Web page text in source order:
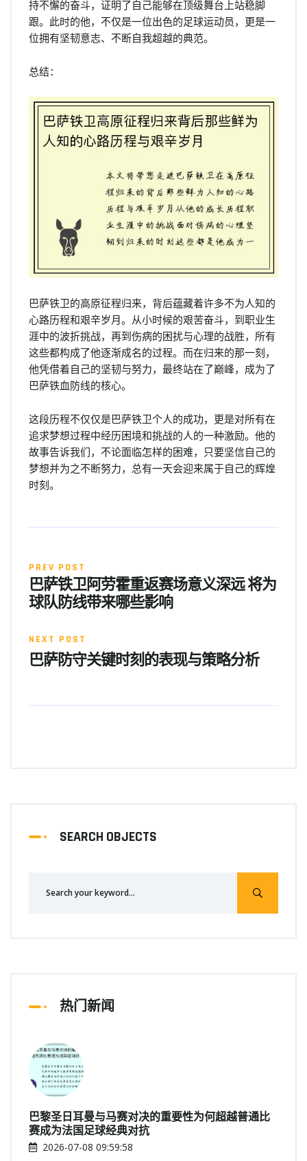
持不懈的奋斗，证明了自己能够在顶级舞台上站稳脚
跟。此时的他，不仅是一位出色的足球运动员，更是一
位拥有坚韧意志、不断自我超越的典范。
总结：
巴萨铁卫的高原征程归来，背后蕴藏着许多不为人知的
心路历程和艰辛岁月。从小时候的艰苦奋斗，到职业生
涯中的波折挑战，再到伤病的困扰与心理的战胜，所有
这些都构成了他逐渐成名的过程。而在归来的那一刻，
他凭借着自己的坚韧与努力，最终站在了巅峰，成为了
巴萨铁血防线的核心。
这段历程不仅仅是巴萨铁卫个人的成功，更是对所有在
追求梦想过程中经历困境和挑战的人的一种激励。他的
故事告诉我们，不论面临怎样的困难，只要坚信自己的
梦想并为之不断努力，总有一天会迎来属于自己的辉煌
时刻。
PREV POST
巴萨铁卫阿劳霍重返赛场意义深远 将为
球队防线带来哪些影响
NEXT POST
巴萨防守关键时刻的表现与策略分析
SEARCH OBJECTS
热门新闻
巴黎圣日耳曼与马赛对决的重要性为何超越普通比
赛成为法国足球经典对抗
2026-07-08 09:59:58